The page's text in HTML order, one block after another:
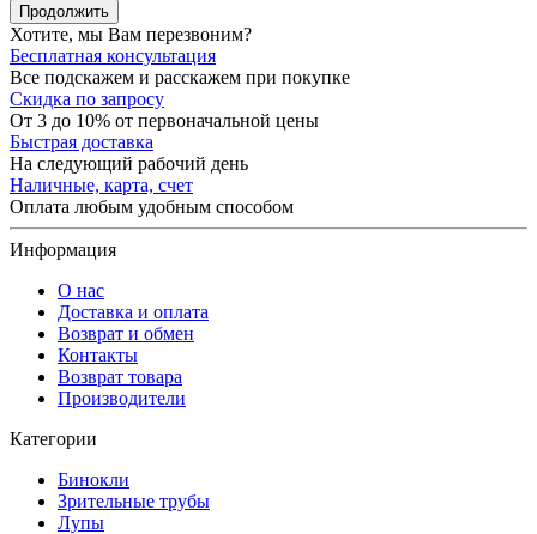
Продолжить
Хотите, мы Вам перезвоним?
Бесплатная консультация
Все подскажем и расскажем при покупке
Скидка по запросу
От 3 до 10% от первоначальной цены
Быстрая доставка
На следующий рабочий день
Наличные, карта, счет
Оплата любым удобным способом
Информация
О нас
Доставка и оплата
Возврат и обмен
Контакты
Возврат товара
Производители
Категории
Бинокли
Зрительные трубы
Лупы